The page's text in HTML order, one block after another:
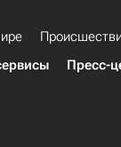
Пресс-